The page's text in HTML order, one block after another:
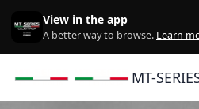
View in the app
A better way to browse. Learn
MT-